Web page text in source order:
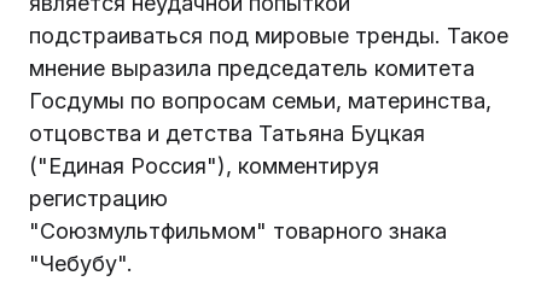
подстраиваться под мировые тренды. Такое
мнение выразила председатель комитета
Госдумы по вопросам семьи, материнства,
отцовства и детства Татьяна Буцкая
("Единая Россия"), комментируя
регистрацию
"Союзмультфильмом" товарного знака
"Чебубу".